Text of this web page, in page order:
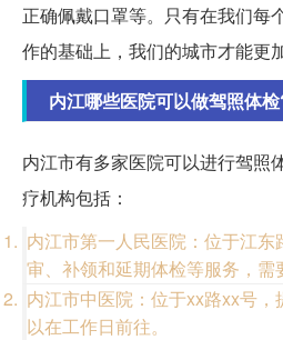
正确佩戴口罩等。只有在我们每
作的基础上，我们的城市才能更
内江哪些医院可以做驾照体
内江市有多家医院可以进行驾照
疗机构包括：
内江市第一人民医院：位于江
审、补领和延期体检等服务，需
内江市中医院：位于xx路xx号
以在工作日前往。